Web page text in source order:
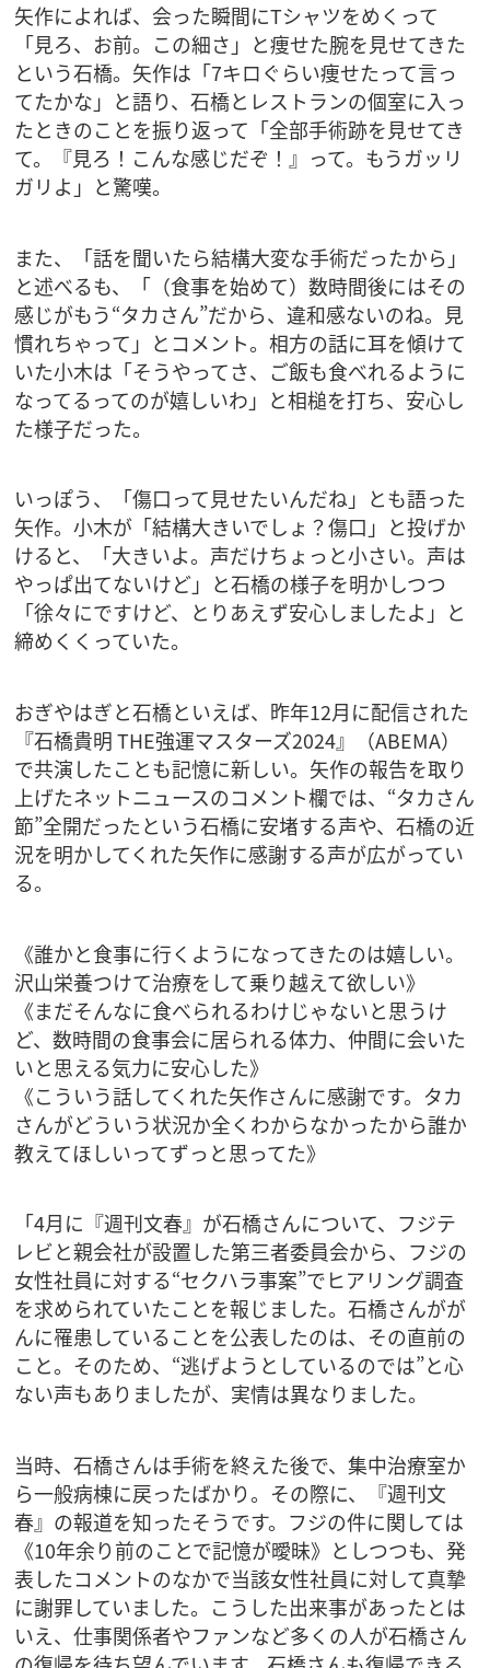
矢作によれば、会った瞬間にTシャツをめくって
「見ろ、お前。この細さ」と痩せた腕を見せてきた
という石橋。矢作は「7キロぐらい痩せたって言っ
てたかな」と語り、石橋とレストランの個室に入っ
たときのことを振り返って「全部手術跡を見せてき
て。『見ろ！こんな感じだぞ！』って。もうガッリ
ガリよ」と驚嘆。
また、「話を聞いたら結構大変な手術だったから」
と述べるも、「（食事を始めて）数時間後にはその
感じがもう“タカさん”だから、違和感ないのね。見
慣れちゃって」とコメント。相方の話に耳を傾けて
いた小木は「そうやってさ、ご飯も食べれるように
なってるってのが嬉しいわ」と相槌を打ち、安心し
た様子だった。
いっぽう、「傷口って見せたいんだね」とも語った
矢作。小木が「結構大きいでしょ？傷口」と投げか
けると、「大きいよ。声だけちょっと小さい。声は
やっぱ出てないけど」と石橋の様子を明かしつつ
「徐々にですけど、とりあえず安心しましたよ」と
締めくくっていた。
おぎやはぎと石橋といえば、昨年12月に配信された
『石橋貴明 THE強運マスターズ2024』（ABEMA）
で共演したことも記憶に新しい。矢作の報告を取り
上げたネットニュースのコメント欄では、“タカさん
節”全開だったという石橋に安堵する声や、石橋の近
況を明かしてくれた矢作に感謝する声が広がってい
る。
《誰かと食事に行くようになってきたのは嬉しい。
沢山栄養つけて治療をして乗り越えて欲しい》
《まだそんなに食べられるわけじゃないと思うけ
ど、数時間の食事会に居られる体力、仲間に会いた
いと思える気力に安心した》
《こういう話してくれた矢作さんに感謝です。タカ
さんがどういう状況か全くわからなかったから誰か
教えてほしいってずっと思ってた》
「4月に『週刊文春』が石橋さんについて、フジテ
レビと親会社が設置した第三者委員会から、フジの
女性社員に対する“セクハラ事案”でヒアリング調査
を求められていたことを報じました。石橋さんがが
んに罹患していることを公表したのは、その直前の
こと。そのため、“逃げようとしているのでは”と心
ない声もありましたが、実情は異なりました。
当時、石橋さんは手術を終えた後で、集中治療室か
ら一般病棟に戻ったばかり。その際に、『週刊文
春』の報道を知ったそうです。フジの件に関しては
《10年余り前のことで記憶が曖昧》としつつも、発
表したコメントのなかで当該女性社員に対して真摯
に謝罪していました。こうした出来事があったとは
いえ、仕事関係者やファンなど多くの人が石橋さん